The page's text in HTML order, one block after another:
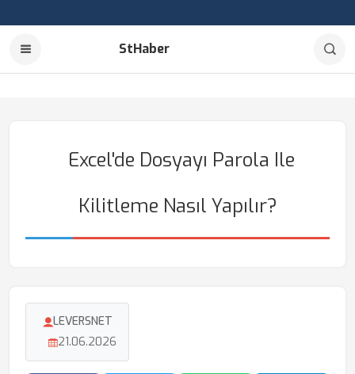
StHaber
Excel'de Dosyayı Parola Ile
Kilitleme Nasıl Yapılır?
LEVERSNET
21.06.2026